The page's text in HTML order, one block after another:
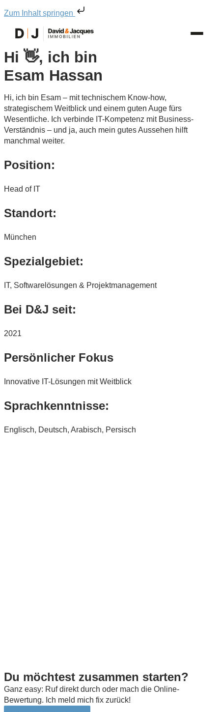
Zum Inhalt springen
Hi 👋, ich bin
Esam Hassan
Hi, ich bin Esam – mit technischem Know-how,
strategischem Weitblick und einem guten Auge fürs
Wesentliche. Ich verbinde IT-Kompetenz mit Business-
Verständnis – und ja, auch mein gutes Aussehen hilft
manchmal weiter.
Position:
Head of IT
Standort:
München
Spezialgebiet:
IT, Softwarelösungen & Projektmanagement
Bei D&J seit:
2021
Persönlicher Fokus
Innovative IT-Lösungen mit Weitblick
Sprachkenntnisse:
Englisch, Deutsch, Arabisch, Persisch
Du möchtest zusammen starten?
Ganz easy: Ruf direkt durch oder mach die Online-
Bewertung. Ich meld mich fix zurück!